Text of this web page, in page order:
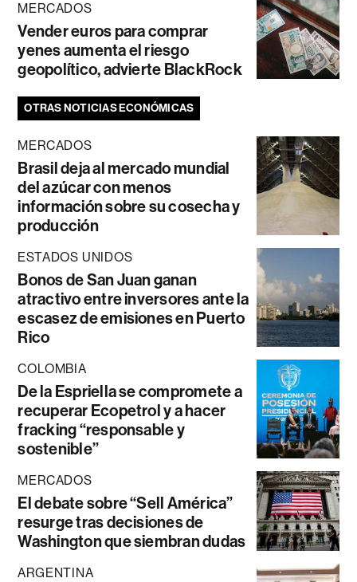
MERCADOS
Vender euros para comprar
yenes aumenta el riesgo
geopolítico, advierte BlackRock
OTRAS NOTICIAS ECONÓMICAS
MERCADOS
Brasil deja al mercado mundial
del azúcar con menos
información sobre su cosecha y
producción
ESTADOS UNIDOS
Bonos de San Juan ganan
atractivo entre inversores ante la
escasez de emisiones en Puerto
Rico
COLOMBIA
De la Espriella se compromete a
recuperar Ecopetrol y a hacer
fracking “responsable y
sostenible”
MERCADOS
El debate sobre “Sell América”
resurge tras decisiones de
Washington que siembran dudas
ARGENTINA